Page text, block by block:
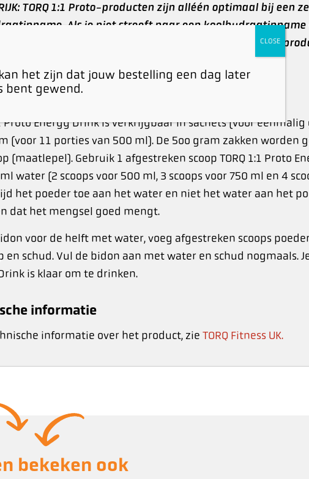
TORQ 1:1 Proto-producten zijn alléén optimaal bij een
Als je niet streeft naar een koolhydraatinname
raden wij aan onze reguliere 2:1 TORQ Fuelling System-
gebruik
Proto Energy Drink is verkrijgbaar in sachets (voor
(voor 11 porties van 500 ml). De 5oo gram zakken worden
(maatlepel). Gebruik 1 afgestreken scoop TORQ 1:1 Proto
water (2 scoops voor 500 ml, 3 scoops voor 750 ml en 4
het poeder toe aan het water en niet het water aan het
dat het mengsel goed mengt.
voor de helft met water, voeg afgestreken scoops
en schud. Vul de bidon aan met water en schud nogmaals. Je
is klaar om te drinken.
informatie
informatie over het product, zie TORQ Fitness UK.
bekeken ook
het zijn dat jouw bestelling een dag later
bent gewend.
CLOSE